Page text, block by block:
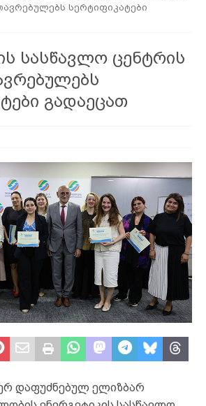
სერტიფიკატები
სასწავლო ცენტრის
გადაეცათ
დაფუძნებულ ელიზბარ